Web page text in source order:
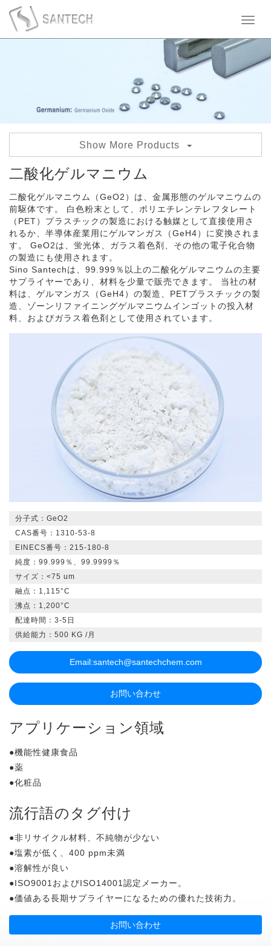
Show More Products
二酸化ゲルマニウム
ゲルマニウムパウダー
ゲルマニウム顆粒
ゲルマニウムメタル
二酸化ゲルマニウム
二酸化ゲルマニウム（GeO2）は、金属形態のゲルマニウムの
前駆体です。 白色粉末として、ポリエチレンテレフタレート
（PET）プラスチックの製造における触媒として直接使用さ
れるか、半導体産業用にゲルマンガス（GeH4）に変換されま
す。 GeO2は、蛍光体、ガラス着色剤、その他の電子化合物
の製造にも使用されます。
Sino Santechは、99.999％以上の二酸化ゲルマニウムの主要
サプライヤーであり、材料を少量で販売できます。 当社の材
料は、ゲルマンガス（GeH4）の製造、PETプラスチックの製
造、ゾーンリファイニングゲルマニウムインゴットの投入材
料、およびガラス着色剤として使用されています。
分子式：GeO2
CAS番号：1310-53-8
EINECS番号：215-180-8
純度：99.999％、99.9999％
サイズ：<75 um
融点：1,115°C
沸点：1,200°C
配達時間：3-5日
供給能力：500 KG /月
Email:santech@santechchem.com
お問い合わせ
アプリケーション領域
●機能性健康食品
●薬
●化粧品
流行語のタグ付け
●非リサイクル材料、不純物が少ない
●塩素が低く、400 ppm未満
●溶解性が良い
●ISO9001およびISO14001認定メーカー。
●価値ある長期サプライヤーになるための優れた技術力。
お問い合わせ